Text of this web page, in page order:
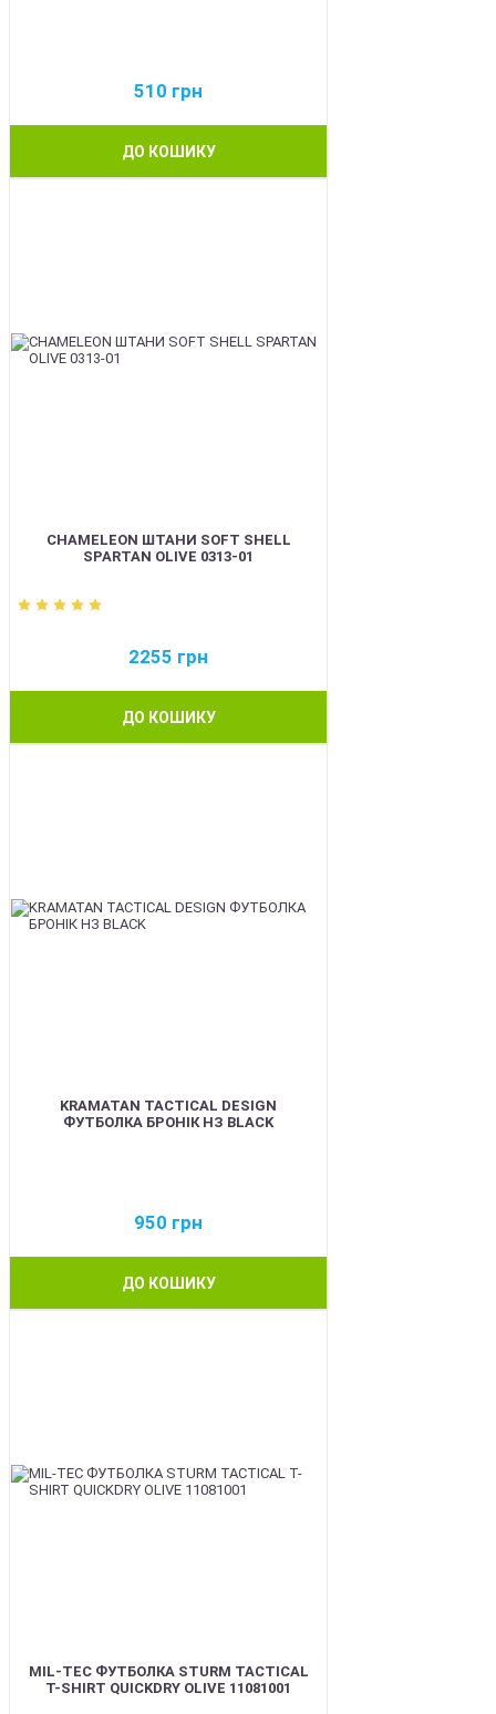
510 грн
ДО КОШИКУ
CHAMELEON ШТАНИ SOFT SHELL
SPARTAN OLIVE 0313-01
2255 грн
ДО КОШИКУ
KRAMATAN TACTICAL DESIGN
ФУТБОЛКА БРОНІК НЗ BLACK
950 грн
ДО КОШИКУ
MIL-TEC ФУТБОЛКА STURM TACTICAL
T-SHIRT QUICKDRY OLIVE 11081001